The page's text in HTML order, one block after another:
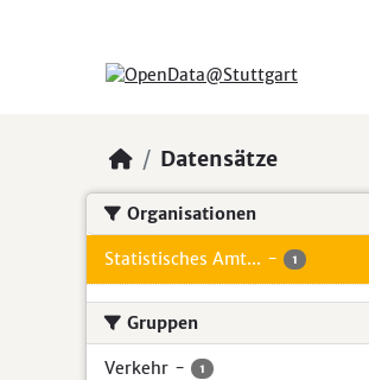
Datensätze
Organisationen
Statistisches Amt... - 1
Gruppen
Verkehr - 1